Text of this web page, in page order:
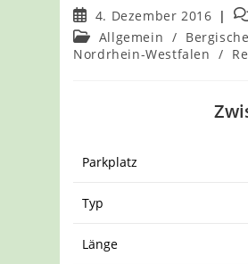
Beitrag
veröffentlicht:
4. Dezember 2016
Beitrags-
Kategorie:
Allgemein /
Nordrhein-Westfalen /
Parkplatz
Typ
Länge